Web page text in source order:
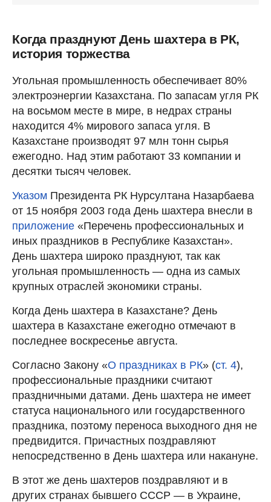
Когда празднуют День шахтера в РК,
история торжества
Угольная промышленность обеспечивает 80%
электроэнергии Казахстана. По запасам угля РК
на восьмом месте в мире, в недрах страны
находится 4% мирового запаса угля. В
Казахстане производят 97 млн тонн сырья
ежегодно. Над этим работают 33 компании и
десятки тысяч человек.
Указом Президента РК Нурсултана Назарбаева
от 15 ноября 2003 года День шахтера внесли в
приложение «Перечень профессиональных и
иных праздников в Республике Казахстан».
День шахтера широко празднуют, так как
угольная промышленность — одна из самых
крупных отраслей экономики страны.
Когда День шахтера в Казахстане? День
шахтера в Казахстане ежегодно отмечают в
последнее воскресенье августа.
Согласно Закону «О праздниках в РК» (ст. 4),
профессиональные праздники считают
праздничными датами. День шахтера не имеет
статуса национального или государственного
праздника, поэтому переноса выходного дня не
предвидится. Причастных поздравляют
непосредственно в День шахтера или накануне.
В этот же день шахтеров поздравляют и в
других странах бывшего СССР — в Украине,